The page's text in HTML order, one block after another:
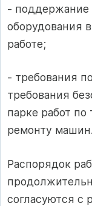
- поддержание
оборудования
работе;
- требования
требования
парке работ
ремонту машин.
Распорядок
согласуются с